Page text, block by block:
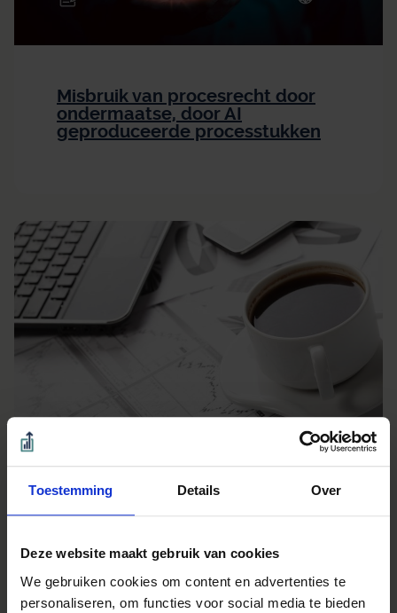
Toestemming Details Over
Deze website maakt gebruik van cookies
We gebruiken cookies om content en advertenties te
personaliseren, om functies voor social media te bieden
Misbruik van procesrecht door
ondermaatse, door AI
geproduceerde processtukken
aansprakelijk voor gemiste
bezwaartermijn